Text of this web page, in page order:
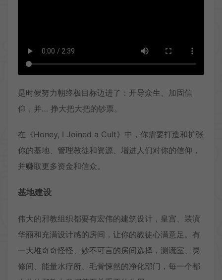
是时候努力朝终极目标迈进了：开导众生、加固信
仰，并… 挣大把大把的钞票。
在《Honey, I Joined a Cult》中，你需要打造和扩张
你的基地、管理教徒和资源、增进人们对你的信仰，
并赚取更多资金和信众。
基地建设
伟大的邪教组织都要有宏伟的建筑设计，皇宫、装潢
华丽和充满设计感的房间，让你的教徒心满意足。有
一大堆奇奇怪怪、妙不可言的房间选择，测谎室、灵
修间、能量水疗所、毛骨悚然的净化部门，每一个都